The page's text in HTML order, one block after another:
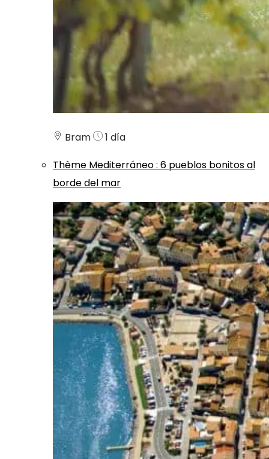
Bram
1 día
Thème Mediterráneo: 6 pueblos bonitos al
borde del mar